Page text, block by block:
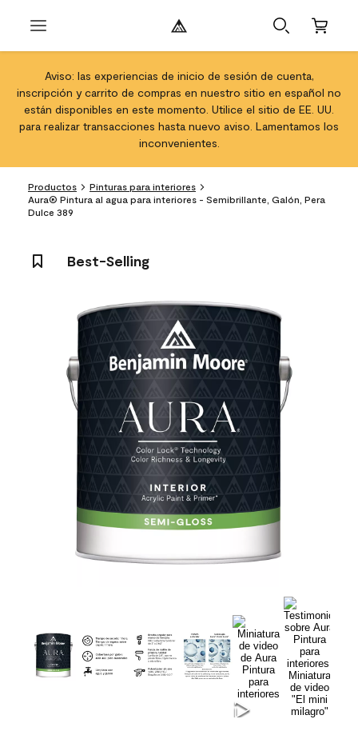
Aviso: las experiencias de inicio de sesión de cuenta,
inscripción y carrito de compras en nuestro sitio en español no
están disponibles en este momento. Utilice el sitio de EE. UU.
para realizar transacciones hasta nuevo aviso. Lamentamos los
inconvenientes.
Productos
Pinturas para interiores
Aura® Pintura al agua para interiores - Semibrillante, Galón, Pera
Dulce 389
Best-Selling